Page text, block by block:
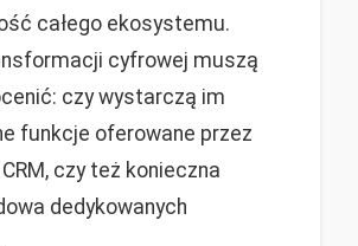
całego ekosystemu.
cyfrowej muszą
czy wystarczą im
funkcje oferowane przez
czy też konieczna
dedykowanych